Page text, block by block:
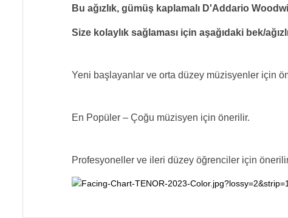
Bu ağızlık, gümüş kaplamalı D'Addario
Size kolaylık sağlaması için aşağıdaki bek/
Yeni başlayanlar ve orta düzey müzisyenler için
En Popüler – Çoğu müzisyen için önerilir.
Profesyoneller ve ileri düzey öğrenciler için